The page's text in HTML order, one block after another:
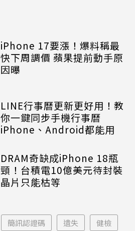
iPhone 17要漲！爆料稱最
快下周調價 蘋果提前動手原
因曝
LINE行事曆更新更好用！教
你一鍵同步手機行事曆
iPhone、Android都能用
DRAM奇缺成iPhone 18瓶
頸！台積電10億美元待封裝
晶片只能枯等
簡訊認證碼 遺失 健檢